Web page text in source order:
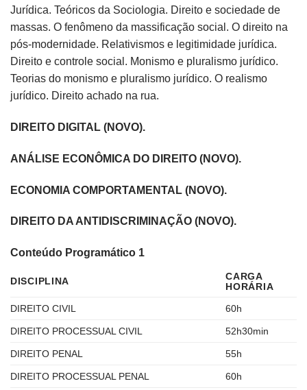
Jurídica. Teóricos da Sociologia. Direito e sociedade de
massas. O fenômeno da massificação social. O direito na
pós-modernidade. Relativismos e legitimidade jurídica.
Direito e controle social. Monismo e pluralismo jurídico.
Teorias do monismo e pluralismo jurídico. O realismo
jurídico. Direito achado na rua.
DIREITO DIGITAL (NOVO).
ANÁLISE ECONÔMICA DO DIREITO (NOVO).
ECONOMIA COMPORTAMENTAL (NOVO).
DIREITO DA ANTIDISCRIMINAÇÃO (NOVO).
Conteúdo Programático 1
DISCIPLINA
CARGA
HORÁRIA
DIREITO CIVIL
60h
DIREITO PROCESSUAL CIVIL 52h30min
DIREITO PENAL 55h
DIREITO PROCESSUAL PENAL 60h